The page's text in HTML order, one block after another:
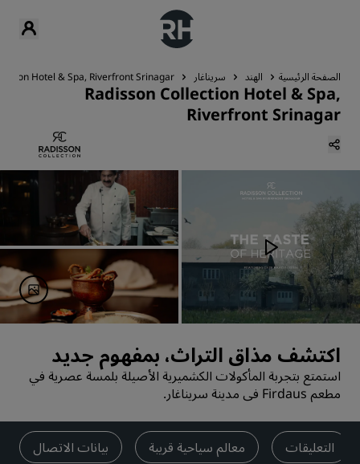
الصفحة الرئيسية الهند سريناغار Hotel & Spa, Riverfront Srinagar
Radisson Collection Hotel & Spa,
Riverfront Srinagar
اكتشف مذاق التراث، بمفهوم جديد
استمتع بتجربة المأكولات الكشميرية الأصيلة بلمسة عصرية في
مطعم Firdaus في مدينة سريناغار.
التعليقات معالم سياحية قريبة بيانات الاتصال